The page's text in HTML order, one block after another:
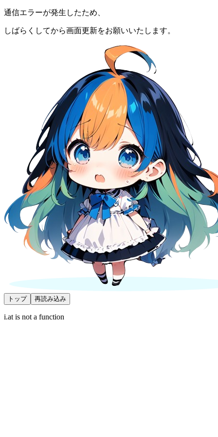
通信エラーが発生したため、
しばらくしてから画面更新をお願いいたします。
トップ 再読み込み
i.at is not a function